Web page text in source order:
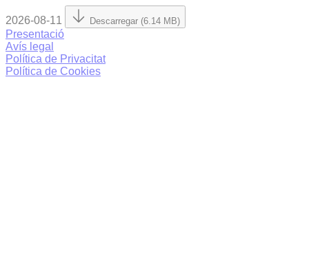
2026-08-11 Descarregar (6.14 MB)
Presentació
Avís legal
Política de Privacitat
Política de Cookies